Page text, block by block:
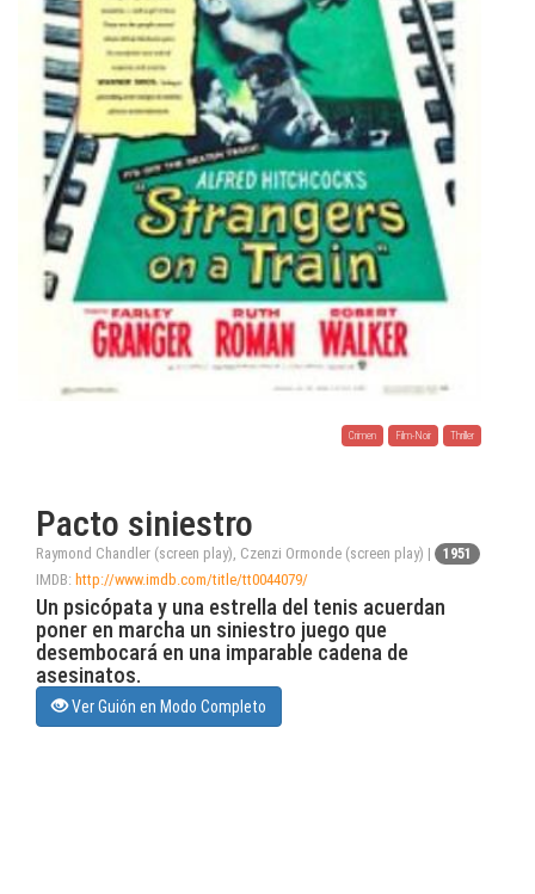
Crimen Film-Noir Thriller
Pacto siniestro
Raymond Chandler (screen play), Czenzi Ormonde (screen play) | 1951
IMDB: http://www.imdb.com/title/tt0044079/
Un psicópata y una estrella del tenis acuerdan
poner en marcha un siniestro juego que
desembocará en una imparable cadena de
asesinatos.
Ver Guión en Modo Completo